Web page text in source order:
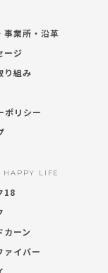
HAPPY LIFE
18
カーン
ァイバー
事業所・沿革
ージ
り組み
ポリシー